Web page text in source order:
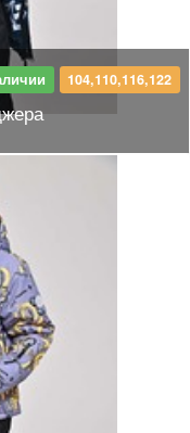
104,110,116,122